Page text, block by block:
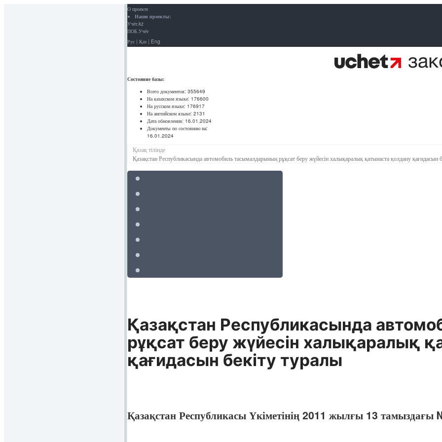
О проекте
Наши проекты:
Учёт.kz
ПОБ.Учёт
Рус | Қаз | Eng
Состояние базы:
Всего документов: 355649
На казахском языке: 176600
На русском языке: 176917
На английском языке: 2131
Дата обновления: 16.01.2024
Документы по состоянию на:
16.01.2024
Қазақ тілінде
Қазақстан Республикасында автомобиль тасымалдарының рұқсат беру жүйесін халықаралық қатынаста қолдану қағидасын
Қазақстан Республикасында
рұқсат беру жүйесін халықаралық
қағидасын бекіту туралы
Қазақстан Республикасы Үкіметінің 2011 жылғы 13